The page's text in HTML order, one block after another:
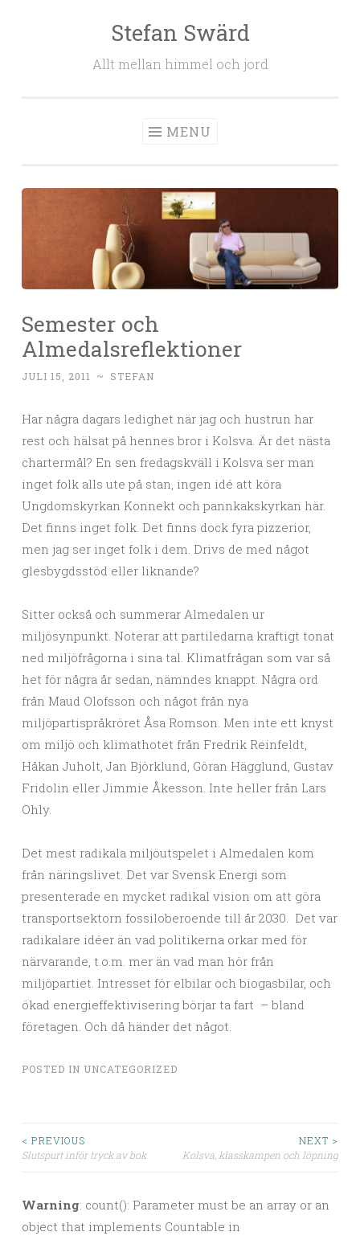
Stefan Swärd
Allt mellan himmel och jord
MENU
Semester och
Almedalsreflektioner
JULI 15, 2011 ~ STEFAN
Har några dagars ledighet när jag och hustrun har
rest och hälsat på hennes bror i Kolsva. Är det nästa
chartermål? En sen fredagskväll i Kolsva ser man
inget folk alls ute på stan, ingen idé att köra
Ungdomskyrkan Konnekt och pannkakskyrkan här.
Det finns inget folk. Det finns dock fyra pizzerior,
men jag ser inget folk i dem. Drivs de med något
glesbygdsstöd eller liknande?
Sitter också och summerar Almedalen ur
miljösynpunkt. Noterar att partiledarna kraftigt tonat
ned miljöfrågorna i sina tal. Klimatfrågan som var så
het för några år sedan, nämndes knappt. Några ord
från Maud Olofsson och något från nya
miljöpartispråkröret Åsa Romson. Men inte ett knyst
om miljö och klimathotet från Fredrik Reinfeldt,
Håkan Juholt, Jan Björklund, Göran Hägglund, Gustav
Fridolin eller Jimmie Åkesson. Inte heller från Lars
Ohly.
Det mest radikala miljöutspelet i Almedalen kom
från näringslivet. Det var Svensk Energi som
presenterade en mycket radikal vision om att göra
transportsektorn fossiloberoende till år 2030. Det var
radikalare idéer än vad politikerna orkar med för
närvarande, t.o.m. mer än vad man hör från
miljöpartiet. Intresset för elbilar och biogasbilar, och
ökad energieffektivisering börjar ta fart – bland
företagen. Och då händer det något.
POSTED IN UNCATEGORIZED
Post navigation
< PREVIOUS
Slutspurt inför tryck av bok
NEXT >
Kolsva, klasskampen och löpning
Warning: count(): Parameter must be an array or an
object that implements Countable in